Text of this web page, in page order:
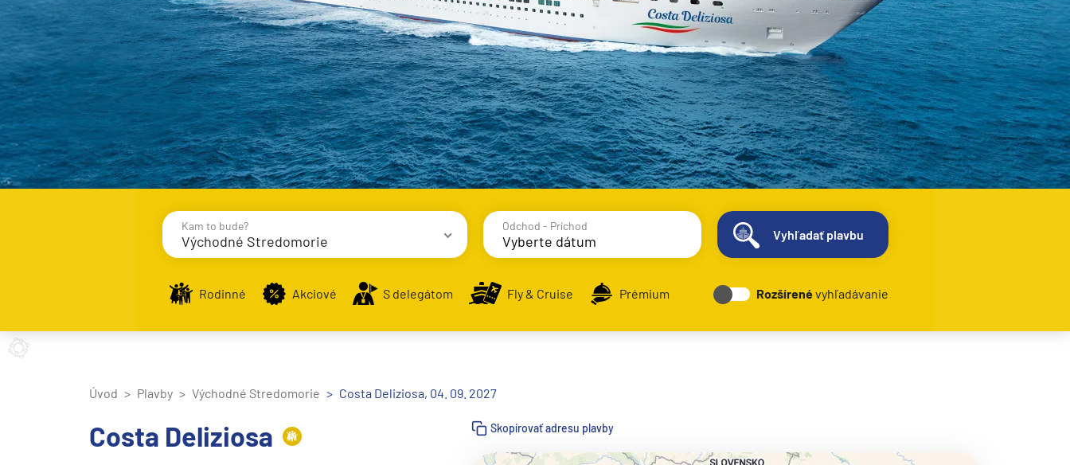
Kam to bude?
Východné Stredomorie
Destinácie Prístavy
Stredomorie
Východné Stredomorie
Odchod - Príchod
Vyhľadať plavbu
Rodinné Akciové S delegátom Fly & Cruise Prémium Rozšírenévyhľadávanie
Úvod Plavby Východné Stredomorie Costa Deliziosa, 04. 09. 2027
Costa Deliziosa Skopírovať adresu plavby